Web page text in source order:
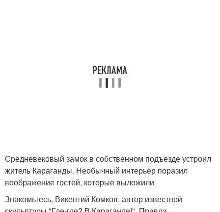
Средневековый замок в собственном подъезде устроил
житель Караганды. Необычный интерьер поразил
воображение гостей, которые выложили
Знакомьтесь, Викентий Комков, автор известной